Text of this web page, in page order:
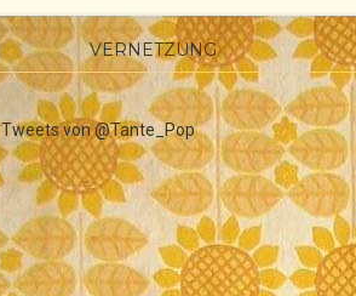
VERNETZUNG
Tweets von @Tante_Pop